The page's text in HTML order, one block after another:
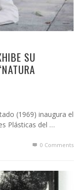
SU
(1969) inaugura el
Plásticas del …
0 Comments